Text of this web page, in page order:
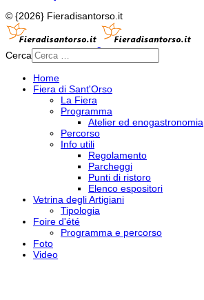
© {2026} Fieradisantorso.it
Cerca
Home
Fiera di Sant'Orso
La Fiera
Programma
Atelier ed enogastronomia
Percorso
Info utili
Regolamento
Parcheggi
Punti di ristoro
Elenco espositori
Vetrina degli Artigiani
Tipologia
Foire d'été
Programma e percorso
Foto
Video